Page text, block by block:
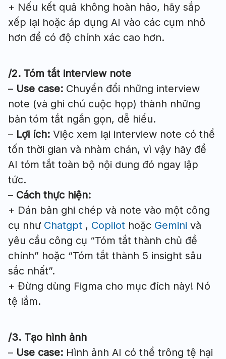
+ Nếu kết quả không hoàn hảo, hãy sắp
xếp lại hoặc áp dụng AI vào các cụm nhỏ
hơn để có độ chính xác cao hơn.
/2. Tóm tắt interview note
– Use case: Chuyển đổi những interview
note (và ghi chú cuộc họp) thành những
bản tóm tắt ngắn gọn, dễ hiểu.
– Lợi ích: Việc xem lại interview note có thể
tốn thời gian và nhàm chán, vì vậy hãy để
AI tóm tắt toàn bộ nội dung đó ngay lập
tức.
– Cách thực hiện:
+ Dán bản ghi chép và note vào một công
cụ như Chatgpt , Copilot hoặc Gemini và
yêu cầu công cụ “Tóm tắt thành chủ đề
chính” hoặc “Tóm tắt thành 5 insight sâu
sắc nhất”.
+ Đừng dùng Figma cho mục đích này! Nó
tệ lắm.
/3. Tạo hình ảnh
– Use case: Hình ảnh AI có thể trông tệ hại